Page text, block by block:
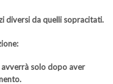
diversi da quelli sopracitati.
solo dopo aver